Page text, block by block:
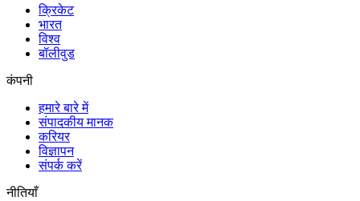
क्रिकेट
भारत
विश्व
बॉलीवुड
कंपनी
हमारे बारे में
संपादकीय मानक
करियर
विज्ञापन
संपर्क करें
नीतियाँ